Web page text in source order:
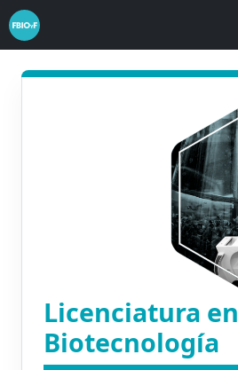
Licenciatura en
Biotecnología